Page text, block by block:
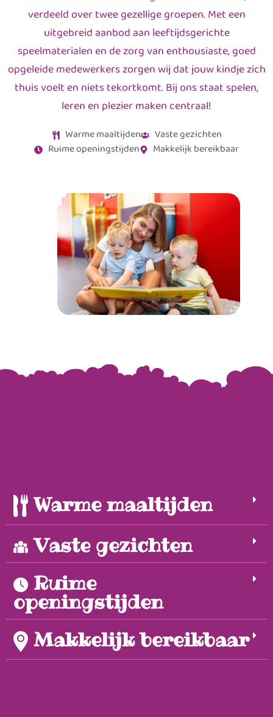
verdeeld over twee gezellige groepen. Met een
uitgebreid aanbod aan leeftijdsgerichte
speelmaterialen en de zorg van enthousiaste, goed
opgeleide medewerkers zorgen wij dat jouw kindje zich
thuis voelt en niets tekortkomt. Bij ons staat spelen,
leren en plezier maken centraal!
Warme maaltijden
Vaste gezichten
Ruime openingstijden
Makkelijk bereikbaar
Warme maaltijden
Vaste gezichten
Ruime
openingstijden
Makkelijk bereikbaar